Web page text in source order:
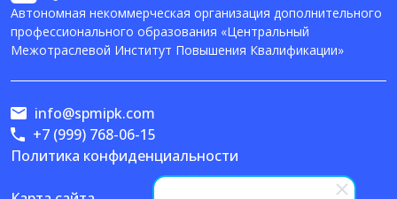
Автономная некоммерческая организация дополнительного
профессионального образования «Центральный
Межотраслевой Институт Повышения Квалификации»
Политика конфиденциальности
info@spmipk.com
+7 (999) 768-06-15